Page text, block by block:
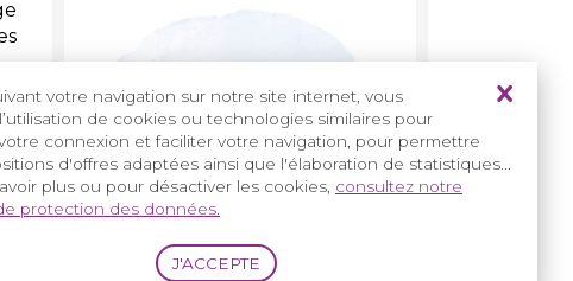
votre navigation sur notre site internet, vous
de cookies ou technologies similaires pour
connexion et faciliter votre navigation, pour permettre
d'offres adaptées ainsi que l'élaboration de statistiques...
plus ou pour désactiver les cookies, consultez notre
protection des données.